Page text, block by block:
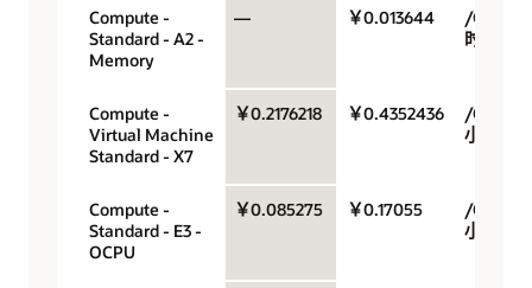
Compute -
Standard - A2 -
Memory
— ￥0.013644
/GB/小
时
Compute -
Virtual Machine
Standard - X7
￥0.2176218 ￥0.4352436
/OCPU/
小时
Compute -
Standard - E3 -
OCPU
￥0.085275 ￥0.17055
/OCPU/
小时